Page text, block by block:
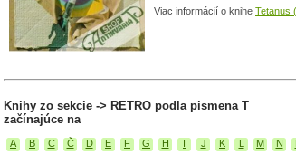
Viac informácií o knihe Tetanus
Knihy zo sekcie -> RETRO podla pismena T
začínajúce na
A B C Č D E F G H I J K L M N